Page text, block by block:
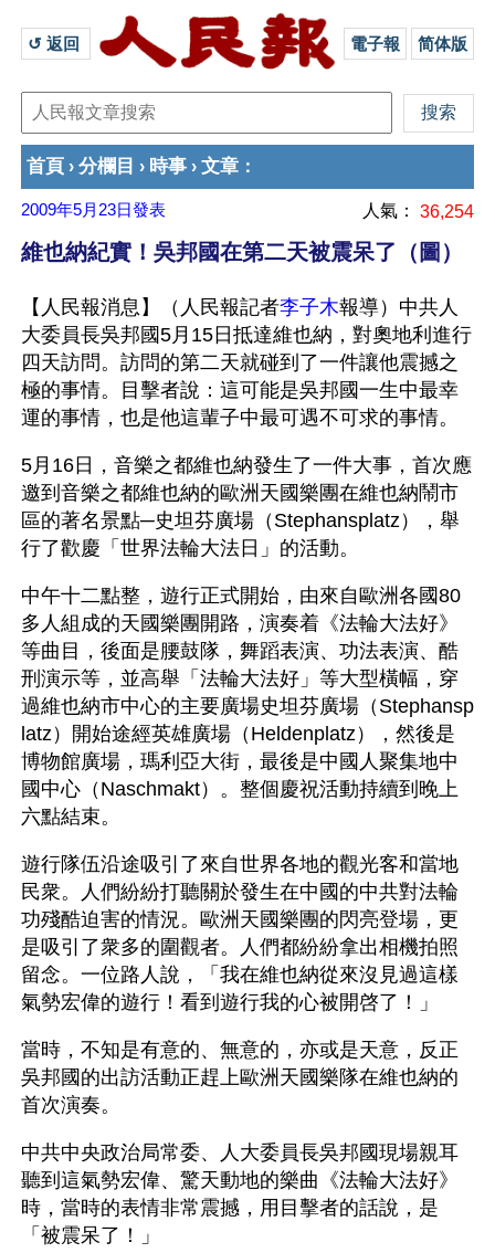
↺ 返回 電子報 简体版
首頁 › 分欄目 › 時事 › 文章 ：
2009年5月23日發表 人氣： 36,254
維也納紀實！吳邦國在第二天被震呆了（圖）
【人民報消息】（人民報記者李子木報導）中共人
大委員長吳邦國5月15日抵達維也納，對奧地利進行
四天訪問。訪問的第二天就碰到了一件讓他震撼之
極的事情。目擊者說：這可能是吳邦國一生中最幸
運的事情，也是他這輩子中最可遇不可求的事情。
5月16日，音樂之都維也納發生了一件大事，首次應
邀到音樂之都維也納的歐洲天國樂團在維也納鬧市
區的著名景點─史坦芬廣場（Stephansplatz），舉
行了歡慶「世界法輪大法日」的活動。
中午十二點整，遊行正式開始，由來自歐洲各國80
多人組成的天國樂團開路，演奏着《法輪大法好》
等曲目，後面是腰鼓隊，舞蹈表演、功法表演、酷
刑演示等，並高舉「法輪大法好」等大型橫幅，穿
過維也納市中心的主要廣場史坦芬廣場（Stephansp
latz）開始途經英雄廣場（Heldenplatz），然後是
博物館廣場，瑪利亞大街，最後是中國人聚集地中
國中心（Naschmakt）。整個慶祝活動持續到晚上
六點結束。
遊行隊伍沿途吸引了來自世界各地的觀光客和當地
民衆。人們紛紛打聽關於發生在中國的中共對法輪
功殘酷迫害的情況。歐洲天國樂團的閃亮登場，更
是吸引了衆多的圍觀者。人們都紛紛拿出相機拍照
留念。一位路人說，「我在維也納從來沒見過這樣
氣勢宏偉的遊行！看到遊行我的心被開啓了！」
當時，不知是有意的、無意的，亦或是天意，反正
吳邦國的出訪活動正趕上歐洲天國樂隊在維也納的
首次演奏。
中共中央政治局常委、人大委員長吳邦國現場親耳
聽到這氣勢宏偉、驚天動地的樂曲《法輪大法好》
時，當時的表情非常震撼，用目擊者的話說，是
「被震呆了！」